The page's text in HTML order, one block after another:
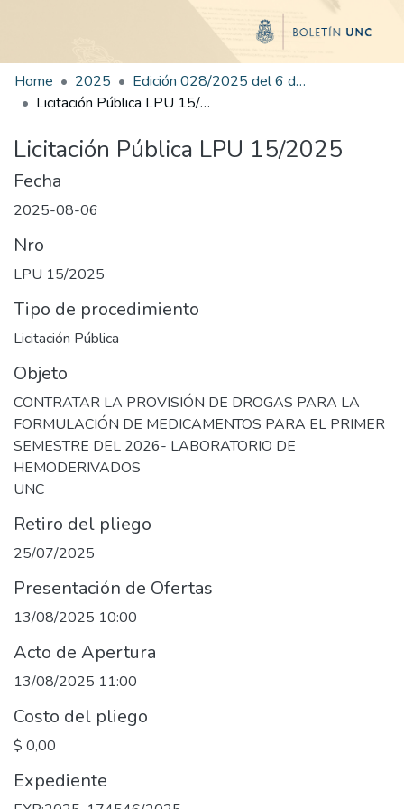
Home 2025
Edición 028/2025 del 6 de agosto de 2025
Licitación Pública LPU 15/2025
Licitación Pública LPU 15/2025
Fecha
2025-08-06
Nro
LPU 15/2025
Tipo de procedimiento
Licitación Pública
Objeto
CONTRATAR LA PROVISIÓN DE DROGAS PARA LA
FORMULACIÓN DE MEDICAMENTOS PARA EL PRIMER
SEMESTRE DEL 2026- LABORATORIO DE
HEMODERIVADOS
UNC
Retiro del pliego
25/07/2025
Presentación de Ofertas
13/08/2025 10:00
Acto de Apertura
13/08/2025 11:00
Costo del pliego
$ 0,00
Expediente